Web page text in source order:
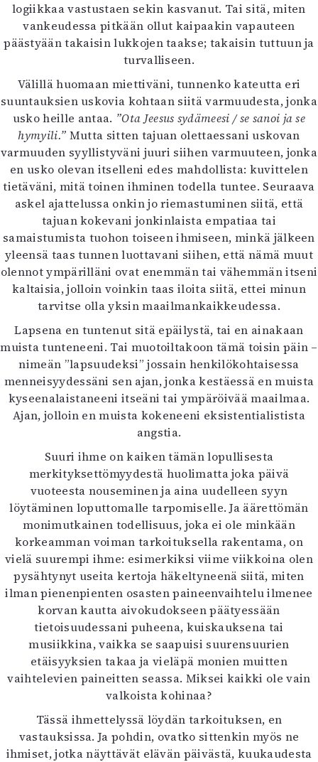
logiikkaa vastustaen sekin kasvanut. Tai sitä, miten
vankeudessa pitkään ollut kaipaakin vapauteen
päästyään takaisin lukkojen taakse; takaisin tuttuun ja
turvalliseen.
Välillä huomaan miettiväni, tunnenko kateutta eri
suuntauksien uskovia kohtaan siitä varmuudesta, jonka
usko heille antaa. ”Ota Jeesus sydämeesi / se sanoi ja se
hymyili.” Mutta sitten tajuan olettaessani uskovan
varmuuden syyllistyväni juuri siihen varmuuteen, jonka
en usko olevan itselleni edes mahdollista: kuvittelen
tietäväni, mitä toinen ihminen todella tuntee. Seuraava
askel ajattelussa onkin jo riemastuminen siitä, että
tajuan kokevani jonkinlaista empatiaa tai
samaistumista tuohon toiseen ihmiseen, minkä jälkeen
yleensä taas tunnen luottavani siihen, että nämä muut
olennot ympärilläni ovat enemmän tai vähemmän itseni
kaltaisia, jolloin voinkin taas iloita siitä, ettei minun
tarvitse olla yksin maailmankaikkeudessa.
Lapsena en tuntenut sitä epäilystä, tai en ainakaan
muista tunteneeni. Tai muotoiltakoon tämä toisin päin –
nimeän ”lapsuudeksi” jossain henkilökohtaisessa
menneisyydessäni sen ajan, jonka kestäessä en muista
kyseenalaistaneeni itseäni tai ympäröivää maailmaa.
Ajan, jolloin en muista kokeneeni eksistentialistista
angstia.
Suuri ihme on kaiken tämän lopullisesta
merkityksettömyydestä huolimatta joka päivä
vuoteesta nouseminen ja aina uudelleen syyn
löytäminen loputtomalle tarpomiselle. Ja äärettömän
monimutkainen todellisuus, joka ei ole minkään
korkeamman voiman tarkoituksella rakentama, on
vielä suurempi ihme: esimerkiksi viime viikkoina olen
pysähtynyt useita kertoja häkeltyneenä siitä, miten
ilman pienenpienten osasten paineenvaihtelu ilmenee
korvan kautta aivokudokseen päätyessään
tietoisuudessani puheena, kuiskauksena tai
musiikkina, vaikka se saapuisi suurensuurien
etäisyyksien takaa ja vieläpä monien muitten
vaihtelevien paineitten seassa. Miksei kaikki ole vain
valkoista kohinaa?
Tässä ihmettelyssä löydän tarkoituksen, en
vastauksissa. Ja pohdin, ovatko sittenkin myös ne
ihmiset, jotka näyttävät elävän päivästä, kuukaudesta